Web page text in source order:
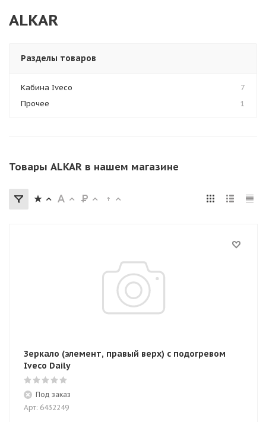
ALKAR
Разделы товаров
Кабина Iveco
7
Прочее
1
Товары ALKAR в нашем магазине
Зеркало (элемент, правый верх) с подогревом
Iveco Daily
Под заказ
Арт: 6432249